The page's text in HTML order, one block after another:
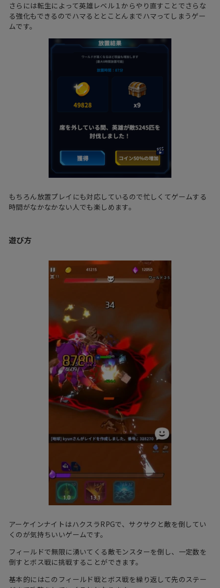
さらには転生によって英雄レベル１からやり直すことでさらな
る強化もできるのでハマるととことんまでハマってしまうゲー
ムです。
もちろん放置プレイにも対応しているので忙しくてゲームする
時間がなかなかない人でも楽しめます。
遊び方
アーケインナイトはハクスラRPGで、サクサクと敵を倒してい
くのが気持ちいいゲームです。
フィールドで無限に湧いてくる敵モンスターを倒し、一定数を
倒すとボス戦に挑戦することができます。
基本的にはこのフィールド戦とボス戦を繰り返して先のステー